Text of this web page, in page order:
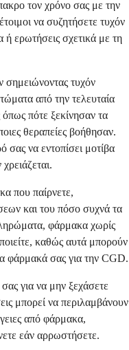
τον χρόνο σας με την
να συζητήσετε τυχόν
ερωτήσεις σχετικά με τη
τυχόν
από την τελευταία
πότε ξεκίνησαν τα
θεραπείες βοήθησαν.
σας να εντοπίσει μοτίβα
που παίρνετε,
και του πόσο συχνά τα
φάρμακα χωρίς
καθώς αυτά μπορούν
φάρμακά σας για την CGD.
για να μην ξεχάσετε
μπορεί να περιλαμβάνουν
από φάρμακα,
εάν αρρωστήσετε.